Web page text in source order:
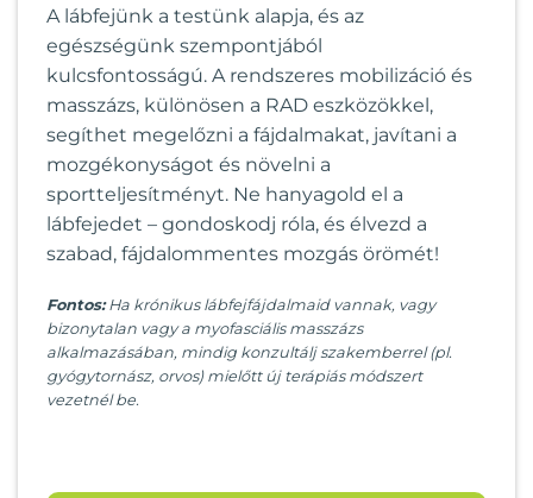
A lábfejünk a testünk alapja, és az
egészségünk szempontjából
kulcsfontosságú. A rendszeres mobilizáció és
masszázs, különösen a RAD eszközökkel,
segíthet megelőzni a fájdalmakat, javítani a
mozgékonyságot és növelni a
sportteljesítményt. Ne hanyagold el a
lábfejedet – gondoskodj róla, és élvezd a
szabad, fájdalommentes mozgás örömét!
Fontos:Ha krónikus lábfejfájdalmaid vannak, vagy
bizonytalan vagy a myofasciális masszázs
alkalmazásában, mindig konzultálj szakemberrel (pl.
gyógytornász, orvos) mielőtt új terápiás módszert
vezetnél be.